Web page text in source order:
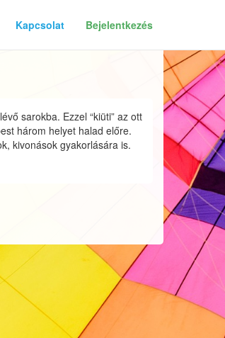
Kapcsolat Bejelentkezés
sarokba. Ezzel “kiüti” az ott
három helyet halad előre.
kivonások gyakorlására is.